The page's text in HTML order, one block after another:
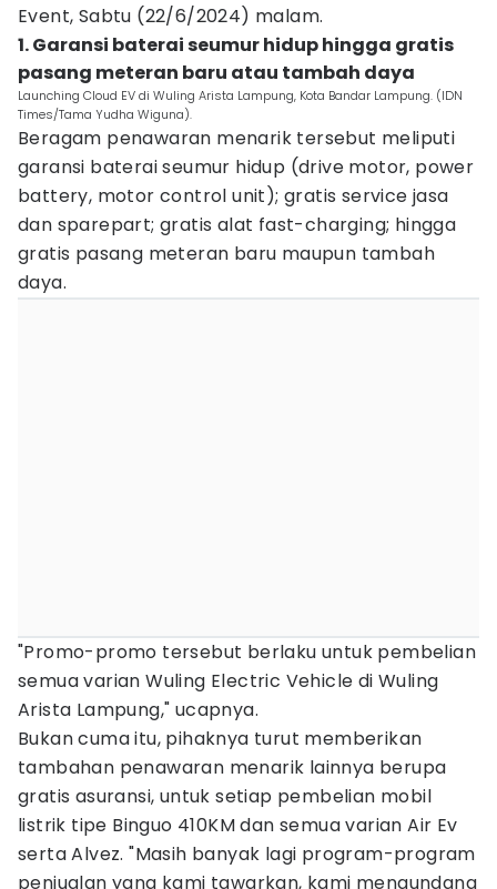
Event, Sabtu (22/6/2024) malam.
1. Garansi baterai seumur hidup hingga gratis
pasang meteran baru atau tambah daya
Launching Cloud EV di Wuling Arista Lampung, Kota Bandar Lampung. (IDN
Times/Tama Yudha Wiguna).
Beragam penawaran menarik tersebut meliputi
garansi baterai seumur hidup (drive motor, power
battery, motor control unit); gratis service jasa
dan sparepart; gratis alat fast-charging; hingga
gratis pasang meteran baru maupun tambah
daya.
"Promo-promo tersebut berlaku untuk pembelian
semua varian Wuling Electric Vehicle di Wuling
Arista Lampung," ucapnya.
Bukan cuma itu, pihaknya turut memberikan
tambahan penawaran menarik lainnya berupa
gratis asuransi, untuk setiap pembelian mobil
listrik tipe Binguo 410KM dan semua varian Air Ev
serta Alvez. "Masih banyak lagi program-program
penjualan yang kami tawarkan, kami mengundang